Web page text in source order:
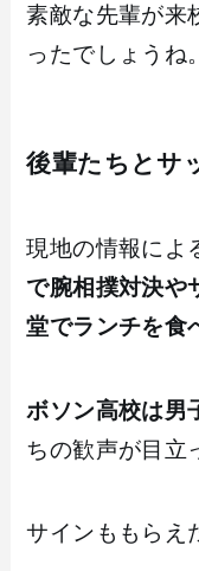
素敵な先輩が来
ったでしょうね。
後輩たちとサ
現地の情報によ
で腕相撲対決や
堂でランチを食
ボソン高校は男
ちの歓声が目立
サインももらえ